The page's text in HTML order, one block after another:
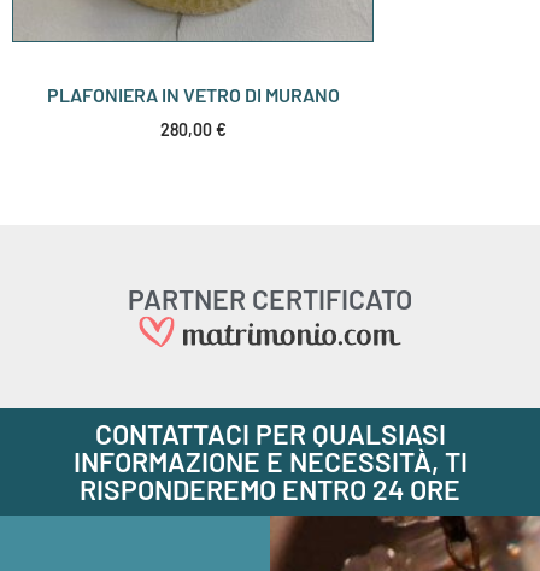
PLAFONIERA IN VETRO DI MURANO
280,00€
PARTNER CERTIFICATO
CONTATTACI PER QUALSIASI
INFORMAZIONE E NECESSITÀ, TI
RISPONDEREMO ENTRO 24 ORE